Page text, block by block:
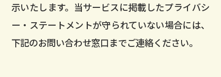
示いたします。当サービスに掲載したプライバシ
ー・ステートメントが守られていない場合には、
下記のお問い合わせ窓口までご連絡ください。